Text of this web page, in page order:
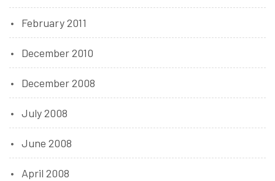
February 2011
December 2010
December 2008
July 2008
June 2008
April 2008